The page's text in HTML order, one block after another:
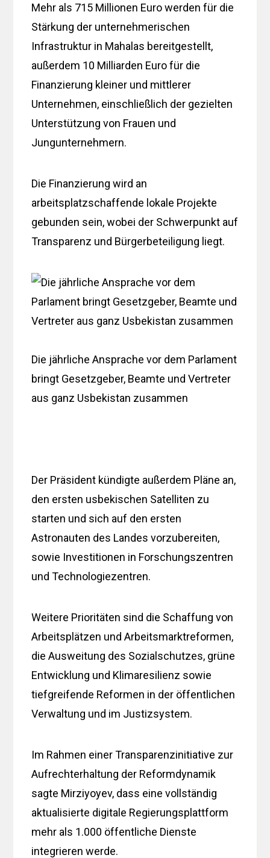
Mehr als 715 Millionen Euro werden für die
Stärkung der unternehmerischen
Infrastruktur in Mahalas bereitgestellt,
außerdem 10 Milliarden Euro für die
Finanzierung kleiner und mittlerer
Unternehmen, einschließlich der gezielten
Unterstützung von Frauen und
Jungunternehmern.
Die Finanzierung wird an
arbeitsplatzschaffende lokale Projekte
gebunden sein, wobei der Schwerpunkt auf
Transparenz und Bürgerbeteiligung liegt.
Die jährliche Ansprache vor dem Parlament
bringt Gesetzgeber, Beamte und Vertreter
aus ganz Usbekistan zusammen
Der Präsident kündigte außerdem Pläne an,
den ersten usbekischen Satelliten zu
starten und sich auf den ersten
Astronauten des Landes vorzubereiten,
sowie Investitionen in Forschungszentren
und Technologiezentren.
Weitere Prioritäten sind die Schaffung von
Arbeitsplätzen und Arbeitsmarktreformen,
die Ausweitung des Sozialschutzes, grüne
Entwicklung und Klimaresilienz sowie
tiefgreifende Reformen in der öffentlichen
Verwaltung und im Justizsystem.
Im Rahmen einer Transparenzinitiative zur
Aufrechterhaltung der Reformdynamik
sagte Mirziyoyev, dass eine vollständig
aktualisierte digitale Regierungsplattform
mehr als 1.000 öffentliche Dienste
integrieren werde.